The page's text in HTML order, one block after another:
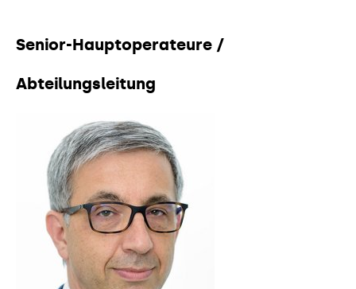
Senior-Hauptoperateure /
Abteilungsleitung